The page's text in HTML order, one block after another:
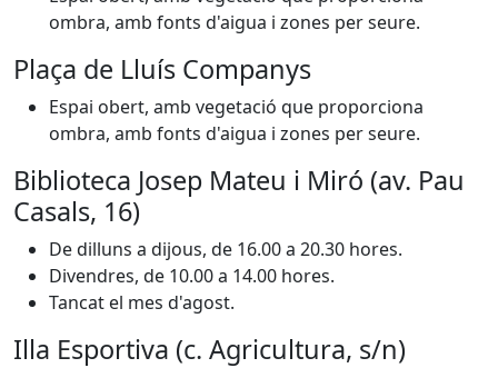
ombra, amb fonts d'aigua i zones per seure.
Plaça de Lluís Companys
Espai obert, amb vegetació que proporciona
ombra, amb fonts d'aigua i zones per seure.
Biblioteca Josep Mateu i Miró (av. Pau
Casals, 16)
De dilluns a dijous, de 16.00 a 20.30 hores.
Divendres, de 10.00 a 14.00 hores.
Tancat el mes d'agost.
Illa Esportiva (c. Agricultura, s/n)